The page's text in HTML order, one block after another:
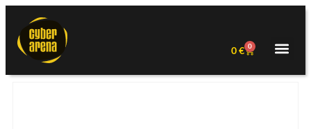
0€ 0